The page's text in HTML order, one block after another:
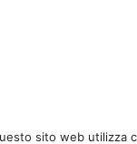
Srl | P.IVA
sito web utilizza